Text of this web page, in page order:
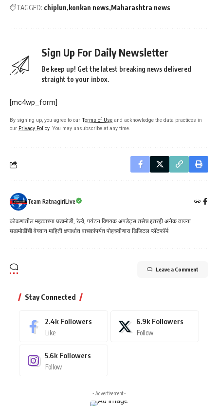
TAGGED: chiplun konkan news Maharashtra news
Sign Up For Daily Newsletter
Be keep up! Get the latest breaking news delivered
straight to your inbox.
[mc4wp_form]
By signing up, you agree to our Terms of Use and acknowledge the data practices in
our Privacy Policy. You may unsubscribe at any time.
Team RatnagiriLive
कोकणातील महत्वाच्या घडामोडी, रेल्वे, पर्यटन विषयक अपडेट्स तसेच इतरही अनेक ताज्या
घडामोडींची वेगवान माहिती क्षणार्धात वाचकांपर्यत पोहचवीणारा डिजिटल प्लॅटफॉर्म
Leave a Comment
Stay Connected
2.4k Followers
Like
6.9k Followers
Follow
5.6k Followers
Follow
- Advertisement -